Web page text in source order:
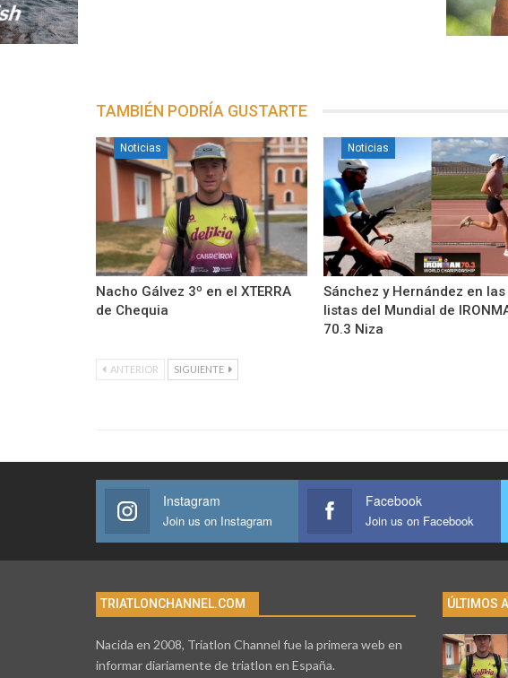
TAMBIÉN PODRÍA GUSTARTE
Noticias
Nacho Gálvez 3º en el XTERRA
de Chequia
Noticias
Sánchez y Hernández en las
listas del Mundial de
70.3 Niza
ANTERIOR SIGUIENTE
Instagram
Join us on Instagram
Facebook
Join us on Facebook
TRIATLONCHANNEL.COM
Nacida en 2008, Triatlon Channel fue la primera web en
informar diariamente de triatlon en España.
ÚLTIMOS